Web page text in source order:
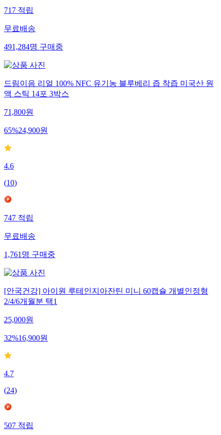
717적립
무료배송
491,284명구매중
드림이음 리얼 100% NFC 유기농 블루베리 즙 착즙 미국산 원
액 스틱 14포 3박스
71,800원
65%24,900원
4.6
(10)
747적립
무료배송
1,761명구매중
[안국건강] 아이원 루테인지아잔틴 미니 60캡슐 개별인정형
2/4/6개월분 택1
25,000원
32%16,900원
4.7
(24)
507적립